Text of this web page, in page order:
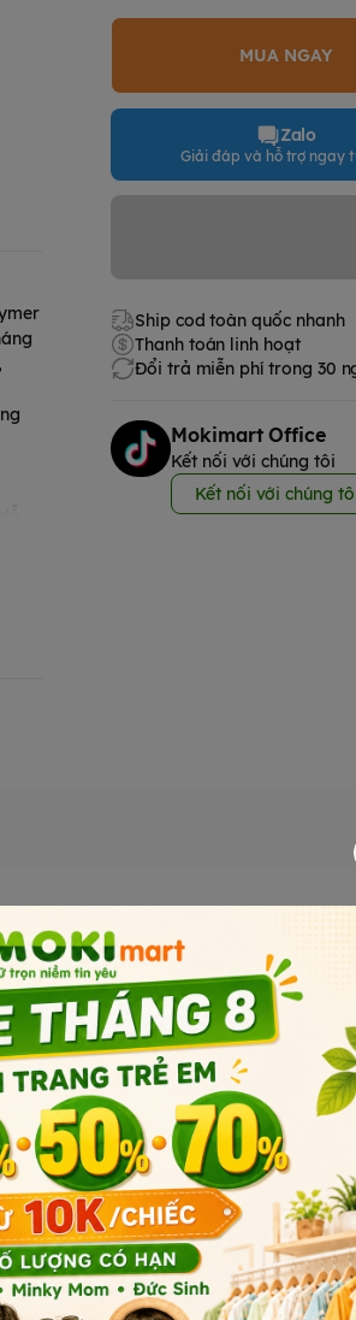
MUA NGAY
Zalo
Giải đáp và hỗ trợ ngay
Ship cod toàn quốc nhanh
Thanh toán linh hoạt
Đổi trả miễn phí trong 30
Mokimart Office
Kết nối với chúng tôi
Kết nối với chúng
liên quan
cùng phân khúc